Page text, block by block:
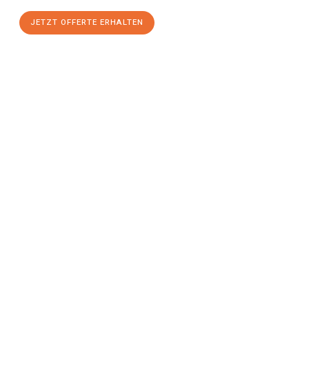
JETZT OFFERTE ERHALTEN